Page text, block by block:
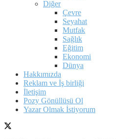
Diğer
Çevre
Seyahat
Mutfak
Sağlık
Eğitim
Ekonomi
Dünya
Hakkımızda
Reklam ve İş birliği
İletişim
Pozy Gönüllüsü Ol
Yazar Olmak İstiyorum